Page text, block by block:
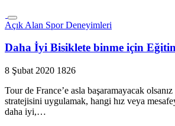
Açık Alan Spor Deneyimleri
Daha İyi Bisiklete binme için
8 Şubat 2020 1826
Tour de France’e asla başaramayacak
stratejisini uygulamak, hangi hız veya
daha iyi,…